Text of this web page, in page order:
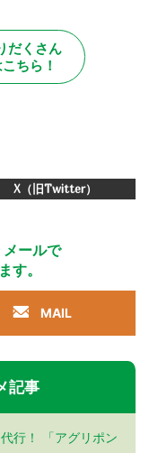
だくさん
ちら！
X（旧Twitter）
ールで
す。
MAIL
記事